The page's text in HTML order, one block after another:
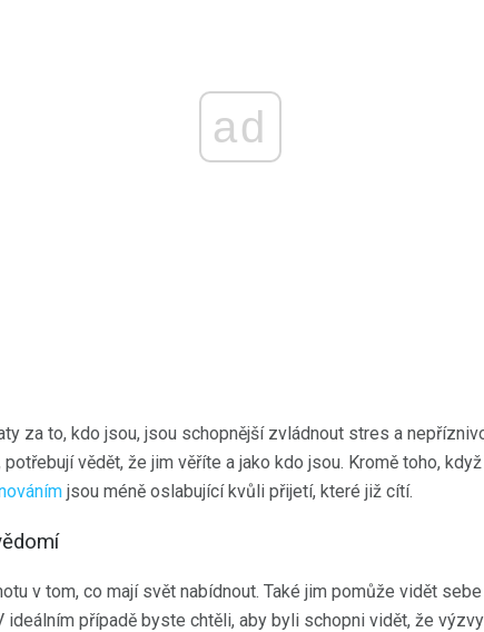
ad
za to, kdo jsou, jsou schopnější zvládnout stres a
vědět, že jim věříte a jako kdo jsou. Kromě toho,
jsou méně oslabující kvůli přijetí, které již cítí.
v tom, co mají svět nabídnout. Také jim pomůže vidět
ideálním případě byste chtěli, aby byli schopni vidět, že